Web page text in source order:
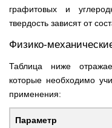
графитовых и
твердость зависят от
Таблица ниже
которые необходимо
применения:
Параметр